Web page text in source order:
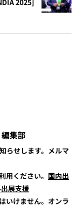
2025]
集部
らせします。メルマ
用ください。 国内出
展支援
いけません。オンラ